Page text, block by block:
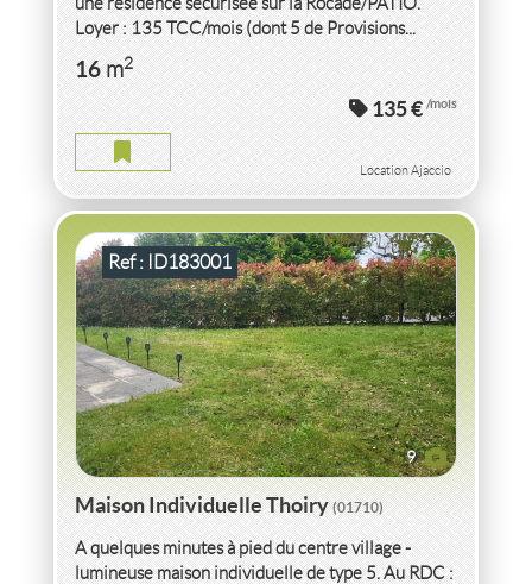
Loyer : 135 TCC/mois (dont 5 de Provisions...
16m2
135 €/mois
Location Ajaccio
9
Ref : ID183001
VENTEMAISONINDIVIDUELLETHOIRY(01710)
MAISON INDIVIDUELLE THOIRY
5pièce(s)-138m2 ( Jardin700m2)
Maison Individuelle Thoiry(01710)
A quelques minutes à pied du centre village -
lumineuse maison individuelle de type 5. Au RDC :